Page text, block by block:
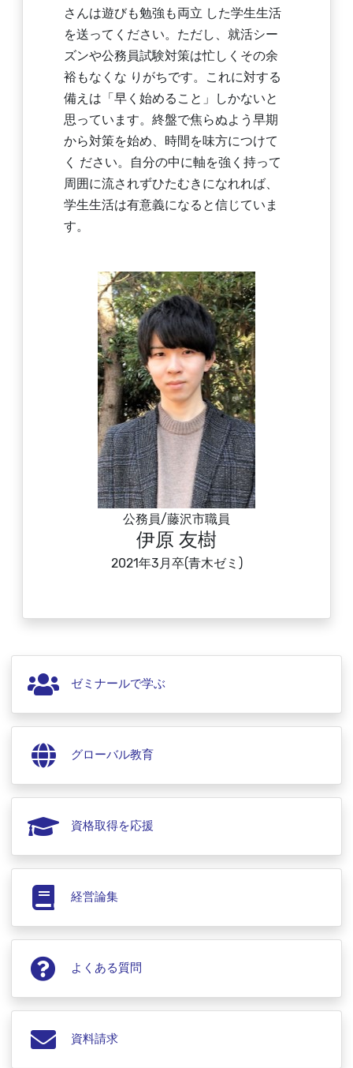
さんは遊びも勉強も両立 した学生生活
を送ってください。ただし、就活シー
ズンや公務員試験対策は忙しくその余
裕もなくな りがちです。これに対する
備えは「早く始めること」しかないと
思っています。終盤で焦らぬよう早期
から対策を始め、時間を味方につけて
く ださい。自分の中に軸を強く持って
周囲に流されずひたむきになれれば、
学生生活は有意義になると信じていま
す。
公務員/藤沢市職員
伊原 友樹
2021年3月卒(青木ゼミ)
ゼミナールで学ぶ
グローバル教育
資格取得を応援
経営論集
よくある質問
資料請求